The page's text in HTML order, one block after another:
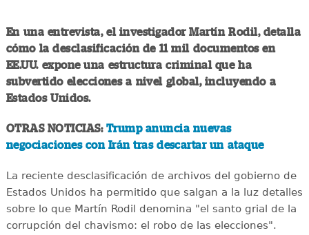
En una entrevista, el investigador Martín Rodil, detalla
cómo la desclasificación de 11 mil documentos en
EE.UU. expone una estructura criminal que ha
subvertido elecciones a nivel global, incluyendo a
Estados Unidos.
OTRAS NOTICIAS: Trump anuncia nuevas
negociaciones con Irán tras descartar un ataque
La reciente desclasificación de archivos del gobierno de
Estados Unidos ha permitido que salgan a la luz detalles
sobre lo que Martín Rodil denomina "el santo grial de la
corrupción del chavismo: el robo de las elecciones".